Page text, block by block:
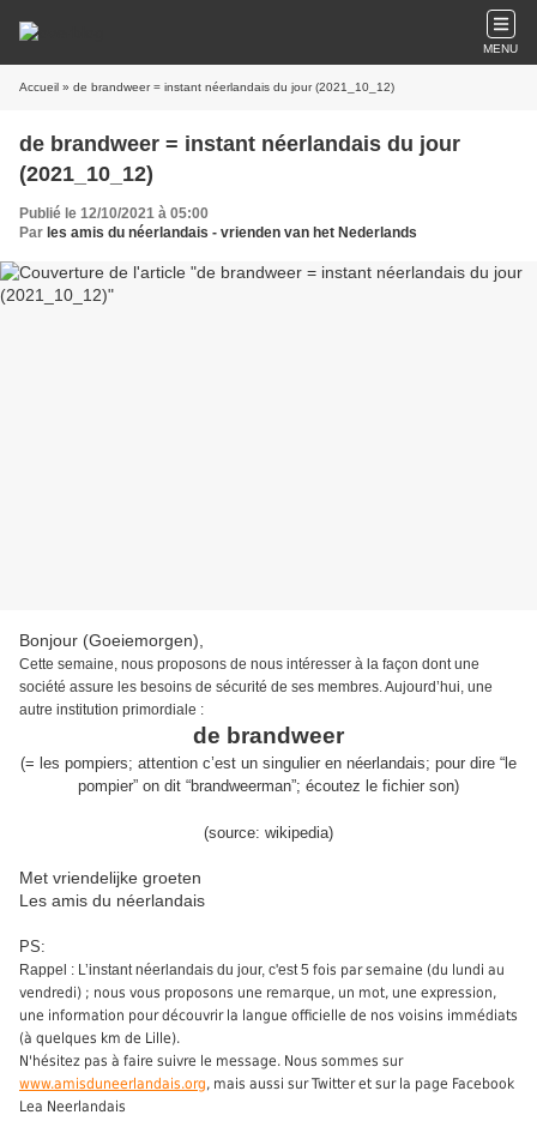
MENU
Accueil » de brandweer = instant néerlandais du jour (2021_10_12)
de brandweer = instant néerlandais du jour
(2021_10_12)
Publié le 12/10/2021 à 05:00
Par les amis du néerlandais - vrienden van het Nederlands
Bonjour (Goeiemorgen),
Cette semaine, nous proposons de nous intéresser à la façon dont une
société assure les besoins de sécurité de ses membres.Aujourd’hui, une
autre institution primordiale :
de brandweer
(= l es pompiers; attention c’est un singulier en néerlandais; pour dire “le
pompier” on dit “brandweerman”; écoutez le fichier son)
(source: wikipedia)
Met vriendelijke groeten
Les amis du néerlandais
PS:
Rappel : L’instant néerlandais du jour, c'est 5 fois par semaine (du lundi au
vendredi) ; nous vous proposons une remarque, un mot, une expression,
une information pour découvrir la langue officielle de nos voisins immédiats
(à quelques km de Lille).
N'hésitez pas à faire suivre le message. Nous sommes sur
www.amisduneerlandais.org, mais aussi sur Twitter et sur la page Facebook
Lea Neerlandais